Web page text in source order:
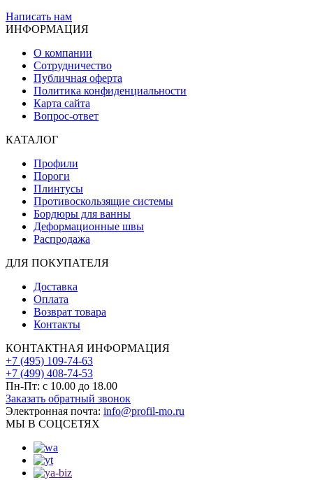
Написать нам
ИНФОРМАЦИЯ
О компании
Сотрудничество
Публичная оферта
Политика конфиденциальности
Карта сайта
Вопрос-ответ
КАТАЛОГ
Профили
Пороги
Плинтусы
Противоскользящие системы
Бордюры для ванны
Деформационные швы
Распродажа
ДЛЯ ПОКУПАТЕЛЯ
Доставка
Оплата
Возврат товара
Контакты
КОНТАКТНАЯ ИНФОРМАЦИЯ
+7 (495) 109-74-63
+7 (499) 408-74-53
Пн-Пт: с 10.00 до 18.00
Заказать обратный звонок
Электронная почта: info@profil-mo.ru
МЫ В СОЦСЕТЯХ